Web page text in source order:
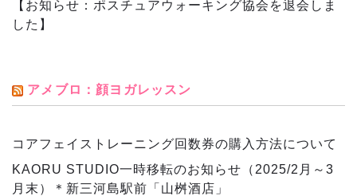
【お知らせ：ポスチュアウォーキング協会を退会しま
した】
アメブロ：顔ヨガレッスン
コアフェイストレーニング回数券の購入方法について
KAORU STUDIO一時移転のお知らせ（2025/2月～3
月末）＊新三河島駅前「山桝酒店」